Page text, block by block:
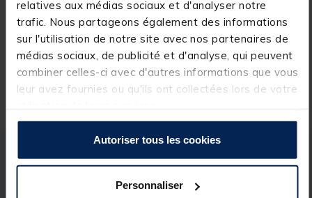
relatives aux médias sociaux et d'analyser notre
trafic. Nous partageons également des informations
sur l'utilisation de notre site avec nos partenaires de
médias sociaux, de publicité et d'analyse, qui peuvent
combiner celles-ci avec d'autres informations que vous
leur avez fournies ou qu'ils ont collectées lors de votre
Autoriser tous les cookies
Personnaliser
13,99 € Ajouter
Expédition sous 24 h
Description Spécifications